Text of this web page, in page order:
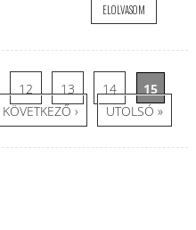
ELOLVASOM
12 13 14
15
KÖVETKEZŐ › UTOLSÓ »